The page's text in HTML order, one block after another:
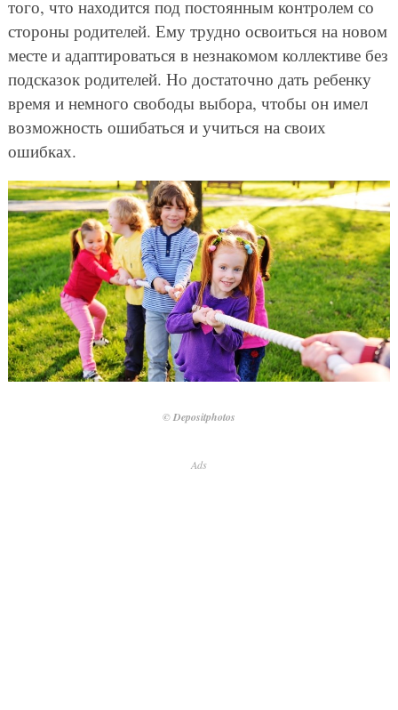
того, что находится под постоянным контролем со
стороны родителей. Ему трудно освоиться на новом
месте и адаптироваться в незнакомом коллективе без
подсказок родителей. Но достаточно дать ребенку
время и немного свободы выбора, чтобы он имел
возможность ошибаться и учиться на своих
ошибках.
© Depositphotos
Ads